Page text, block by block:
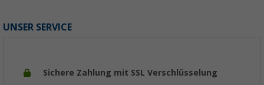
UNSER SERVICE
Sichere Zahlung mit SSL Verschlüsselung